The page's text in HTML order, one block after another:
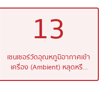
13
เซนเซอร์วัดอุณหภูมิอากาศเข้า
เครื่อง (Ambient) หลุดหรือ
ขาด